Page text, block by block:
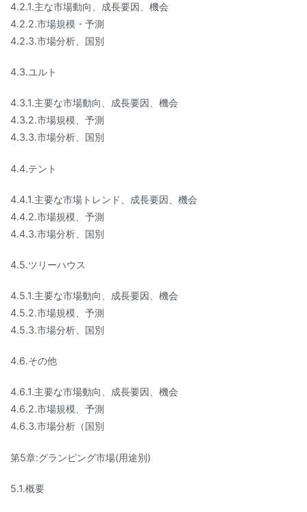
4.2.1.主な市場動向、成長要因、機会
4.2.2.市場規模・予測
4.2.3.市場分析、国別
4.3.ユルト
4.3.1.主要な市場動向、成長要因、機会
4.3.2.市場規模、予測
4.3.3.市場分析、国別
4.4.テント
4.4.1.主要な市場トレンド、成長要因、機会
4.4.2.市場規模、予測
4.4.3.市場分析、国別
4.5.ツリーハウス
4.5.1.主要な市場動向、成長要因、機会
4.5.2.市場規模、予測
4.5.3.市場分析、国別
4.6.その他
4.6.1.主要な市場動向、成長要因、機会
4.6.2.市場規模、予測
4.6.3.市場分析（国別
第5章:グランピング市場(用途別)
5.1.概要